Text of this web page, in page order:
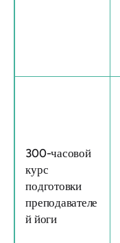
300-часовой
курс
подготовки
преподавателе
й йоги